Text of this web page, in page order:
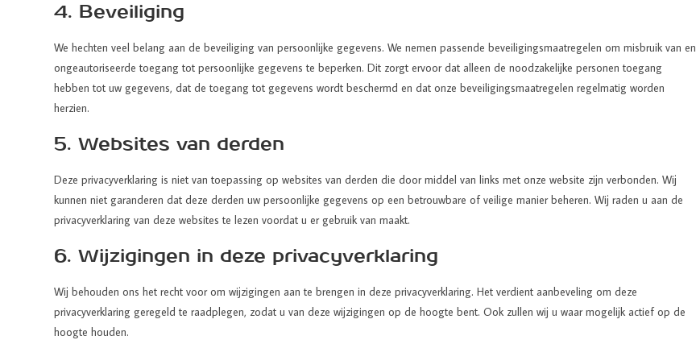
4. Beveiliging
We hechten veel belang aan de beveiliging van persoonlijke gegevens. We nemen passende beveiligingsmaatregelen om misbruik van en
ongeautoriseerde toegang tot persoonlijke gegevens te beperken. Dit zorgt ervoor dat alleen de noodzakelijke personen toegang
hebben tot uw gegevens, dat de toegang tot gegevens wordt beschermd en dat onze beveiligingsmaatregelen regelmatig worden
herzien.
5. Websites van derden
Deze privacyverklaring is niet van toepassing op websites van derden die door middel van links met onze website zijn verbonden. Wij
kunnen niet garanderen dat deze derden uw persoonlijke gegevens op een betrouwbare of veilige manier beheren. Wij raden u aan de
privacyverklaring van deze websites te lezen voordat u er gebruik van maakt.
6. Wijzigingen in deze privacyverklaring
Wij behouden ons het recht voor om wijzigingen aan te brengen in deze privacyverklaring. Het verdient aanbeveling om deze
privacyverklaring geregeld te raadplegen, zodat u van deze wijzigingen op de hoogte bent. Ook zullen wij u waar mogelijk actief op de
hoogte houden.